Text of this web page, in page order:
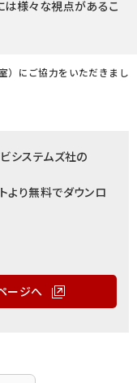
は様々な視点があるこ
）にご協力をいただきまし
システムズ社の
り無料でダウンロ
ージへ